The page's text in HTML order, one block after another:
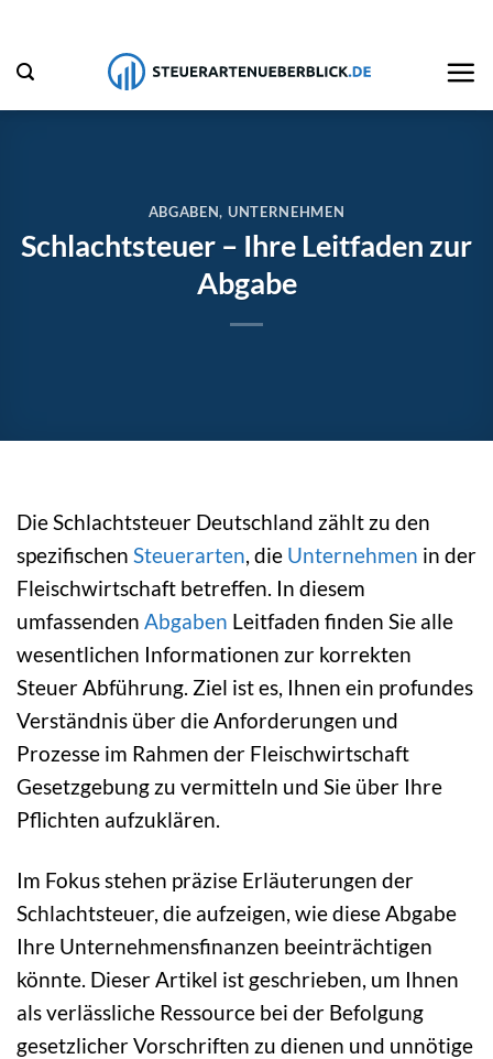
springen
ABGABEN, UNTERNEHMEN
Schlachtsteuer – Ihre Leitfaden zur
Abgabe
Die Schlachtsteuer Deutschland zählt zu den
spezifischen Steuerarten, die Unternehmen in der
Fleischwirtschaft betreffen. In diesem
umfassenden Abgaben Leitfaden finden Sie alle
wesentlichen Informationen zur korrekten
Steuer Abführung. Ziel ist es, Ihnen ein profundes
Verständnis über die Anforderungen und
Prozesse im Rahmen der Fleischwirtschaft
Gesetzgebung zu vermitteln und Sie über Ihre
Pflichten aufzuklären.
Im Fokus stehen präzise Erläuterungen der
Schlachtsteuer, die aufzeigen, wie diese Abgabe
Ihre Unternehmensfinanzen beeinträchtigen
könnte. Dieser Artikel ist geschrieben, um Ihnen
als verlässliche Ressource bei der Befolgung
gesetzlicher Vorschriften zu dienen und unnötige